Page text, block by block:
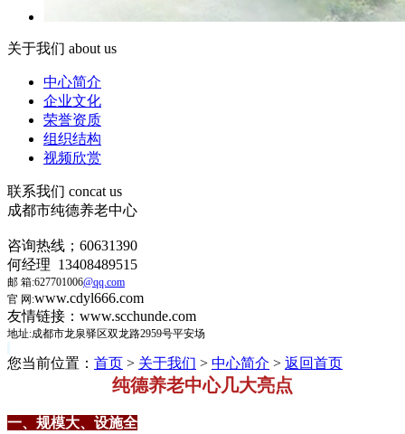
关于我们 about us
中心简介
企业文化
荣誉资质
组织结构
视频欣赏
联系我们 concat us
成都市纯德养老中心
咨询热线；60631390
何经理 13408489515
邮 箱:627701006@qq.com
官 网:www.cdyl666.com
友情链接：www.scchunde.com
地址:成都市龙泉驿区双龙路2959号平安场
您当前位置： 首页 > 关于我们 > 中心简介 > 返回首页
纯德养老中心几大亮点
一、规模大、设施全